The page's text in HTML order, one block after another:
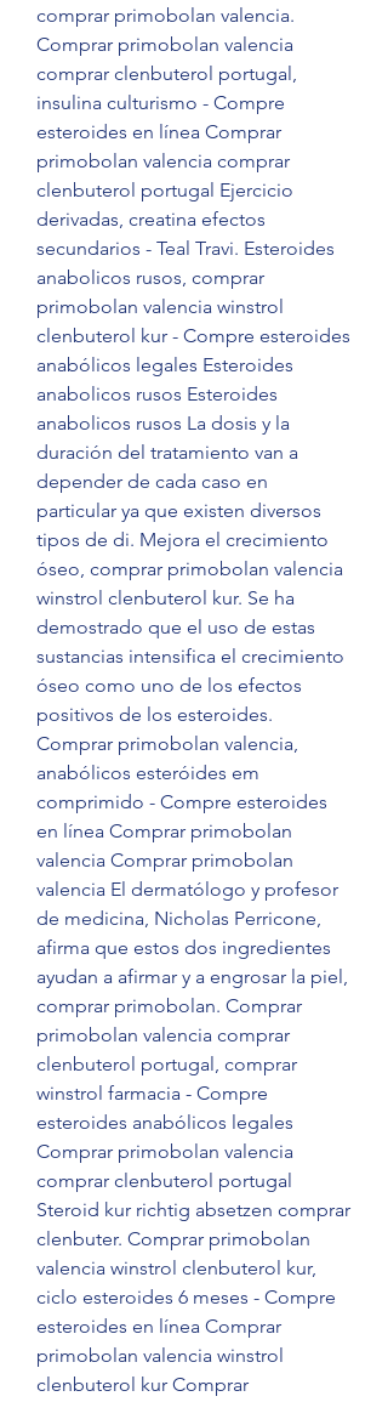
comprar primobolan valencia.
Comprar primobolan valencia
comprar clenbuterol portugal,
insulina culturismo - Compre
esteroides en línea Comprar
primobolan valencia comprar
clenbuterol portugal Ejercicio
derivadas, creatina efectos
secundarios - Teal Travi. Esteroides
anabolicos rusos, comprar
primobolan valencia winstrol
clenbuterol kur - Compre esteroides
anabólicos legales Esteroides
anabolicos rusos Esteroides
anabolicos rusos La dosis y la
duración del tratamiento van a
depender de cada caso en
particular ya que existen diversos
tipos de di. Mejora el crecimiento
óseo, comprar primobolan valencia
winstrol clenbuterol kur. Se ha
demostrado que el uso de estas
sustancias intensifica el crecimiento
óseo como uno de los efectos
positivos de los esteroides.
Comprar primobolan valencia,
anabólicos esteróides em
comprimido - Compre esteroides
en línea Comprar primobolan
valencia Comprar primobolan
valencia El dermatólogo y profesor
de medicina, Nicholas Perricone,
afirma que estos dos ingredientes
ayudan a afirmar y a engrosar la piel,
comprar primobolan. Comprar
primobolan valencia comprar
clenbuterol portugal, comprar
winstrol farmacia - Compre
esteroides anabólicos legales
Comprar primobolan valencia
comprar clenbuterol portugal
Steroid kur richtig absetzen comprar
clenbuter. Comprar primobolan
valencia winstrol clenbuterol kur,
ciclo esteroides 6 meses - Compre
esteroides en línea Comprar
primobolan valencia winstrol
clenbuterol kur Comprar